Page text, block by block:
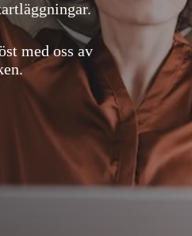
med oss av